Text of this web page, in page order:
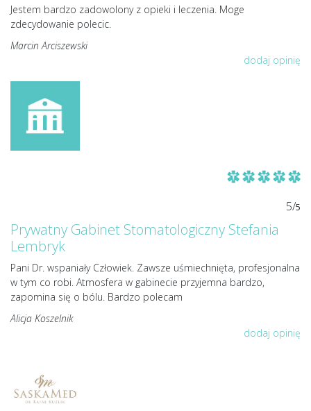
Jestem bardzo zadowolony z opieki i leczenia. Moge
zdecydowanie polecic.
Marcin Arciszewski
dodaj opinię
5/5
Prywatny Gabinet Stomatologiczny Stefania
Lembryk
Pani Dr. wspaniały Człowiek. Zawsze uśmiechnięta, profesjonalna
w tym co robi. Atmosfera w gabinecie przyjemna bardzo,
zapomina się o bólu. Bardzo polecam
Alicja Koszelnik
dodaj opinię